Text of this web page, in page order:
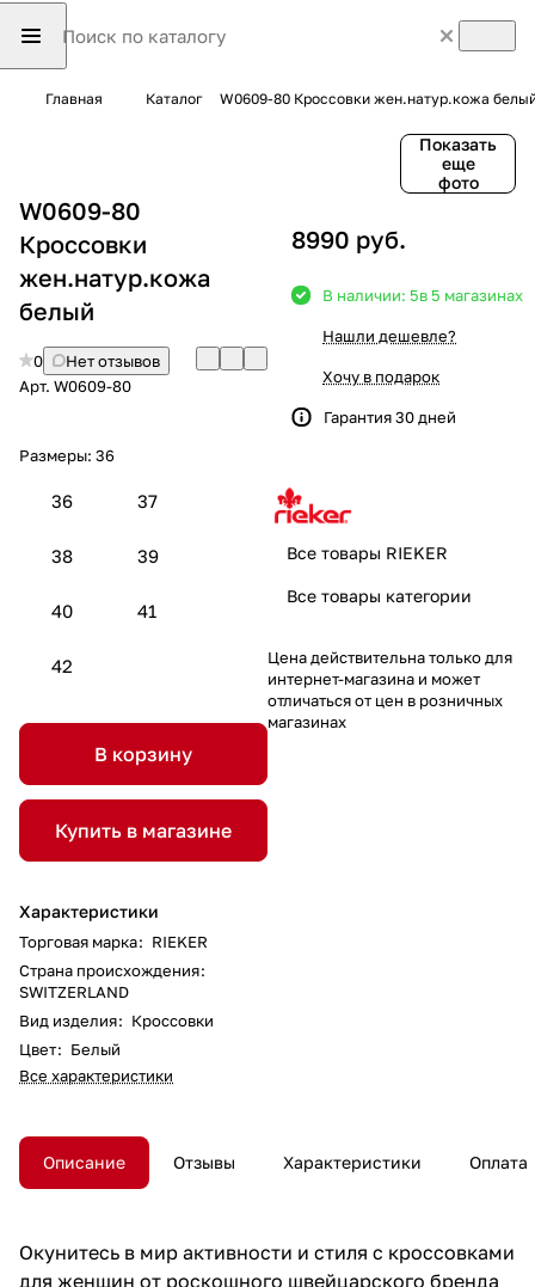
Главная Каталог W0609-80 Кроссовки жен.натур.кожа
Показать
еще
фото
W0609-80
Кроссовки
жен.натур.кожа
белый
0
Нет отзывов
Арт. W0609-80
Размеры: 36
36 37
38 39
40 41
42
В корзину
Купить в магазине
Характеристики
Торговая марка: RIEKER
Страна происхождения:
SWITZERLAND
Вид изделия: Кроссовки
Цвет: Белый
Все характеристики
8990 руб.
В наличии: 5в 5 магазинах
Нашли дешевле?
Хочу в подарок
Гарантия 30 дней
Все товары RIEKER
Все товары категории
Цена действительна только для
интернет-магазина и может
отличаться от цен в розничных
магазинах
Описание Отзывы Характеристики Оплата
Окунитесь в мир активности и стиля с кроссовками
для женщин от роскошного швейцарского бренда